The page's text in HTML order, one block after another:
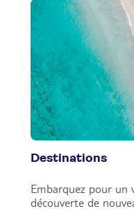
Destinations
Embarquez pour un
découverte de